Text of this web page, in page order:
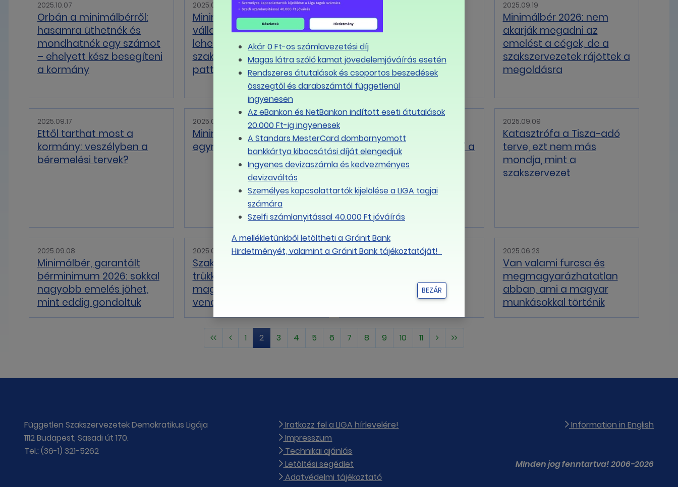
2025.10.07
Orbán a minimálbérről:
hasamra üthetnék és
mondhatnék egy számot
– ehelyett kész besegíteni
a kormány
2025.09.29
Minimálbér 2026: a
vállalkozók befeszültek, de
lehet, hogy mégis a
szakszervezeteknél
pattog a labda
Hároméves
bérmegállapodás: a
szakszervezetek
kitartanak mellette, a
munkaadók
újratárgyalnák
2025.09.19
Minimálbér 2026: nem
akarják megadni az
emelést a cégek, de a
szakszervezetek rájöttek a
megoldásra
2025.09.17
Ettől tarthat most a
kormány: veszélyben a
béremelési tervek?
2025.09.17
Minimálbér: távol vannak
egymástól az álláspontok
„Nem csak egy kisebb
korrekcióra lesz szükség” a
munkaadók szerint –
kemény menetnek
ígérkezik a
bérmegállapodás
újratárgyalása
2025.09.09
Katasztrófa a Tisza-adó
terve, ezt nem más
mondja, mint a
szakszervezet
2025.09.08
Minimálbér, garantált
bérminimum 2026: sokkal
nagyobb emelés jöhet,
mint eddig gondoltuk
2025.08.31
Szakszervezetek:
trükközve váltják le a
magyar dolgozókat
vendégmunkásokra
2025.08.22 2025.06.23
Van valami furcsa és
megmagyarázhatatlan
abban, ami a magyar
munkásokkal történik
1 2 3 4 5 6 7 8 9 10 11
Akár 0 Ft-os számlavezetési díj
Magas látra szóló kamat jövedelemjóváírás esetén
Rendszeres átutalások és csoportos beszedések
összegtől és darabszámtól függetlenül
ingyenesen
Az eBankon és NetBankon indított eseti átutalások
20.000 Ft-ig ingyenesek
A Standars MesterCard dombornyomott
bankkártya kibocsátási díját elengedjük
Ingyenes devizaszámla és kedvezményes
devizaváltás
Személyes kapcsolattartók kijelölése a LIGA tagjai
számára
Szelfi számlanyitással 40.000 Ft jóváírás
A mellékletünkből letöltheti a Gránit Bank
Hirdetményét, valamint a Gránit Bank tájékoztatóját!
BEZÁR
Független Szakszervezetek Demokratikus Ligája
1112 Budapest, Sasadi út 170.
Tel.: (36-1) 321-5262
Iratkozz fel a LIGA hírlevelére!
Impresszum
Technikai ajánlás
Letöltési segédlet
Adatvédelmi tájékoztató
Information in English
Minden jog fenntartva! 2006-2026